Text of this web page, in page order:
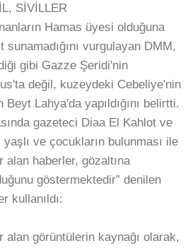
SİVİLLER
Hamas üyesi olduğuna
sunamadığını vurgulayan DMM,
gibi Gazze Şeridi'nin
değil, kuzeydeki Cebeliye'nin
Lahya'da yapıldığını belirtti.
gazeteci Diaa El Kahlot ve
yaşlı ve çocukların bulunması ile
alan haberler, gözaltına
göstermektedir” denilen
kullanıldı:
alan görüntülerin kaynağı olarak,